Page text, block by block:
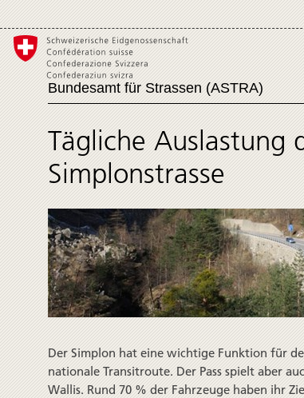
Bundesamt für Strassen (ASTRA)
Tägliche Auslastung
Simplonstrasse
Der Simplon hat eine wichtige Funktion für
nationale Transit­route. Der Pass spielt aber
Wallis. Rund 70 % der Fahrzeuge haben ihr